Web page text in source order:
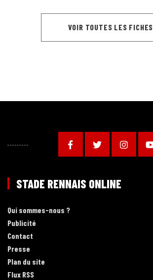
VOIR TOUTES LES FICHES
STADE RENNAIS ONLINE
Qui sommes-nous ?
Publicité
Contact
Presse
Plan du site
Flux RSS